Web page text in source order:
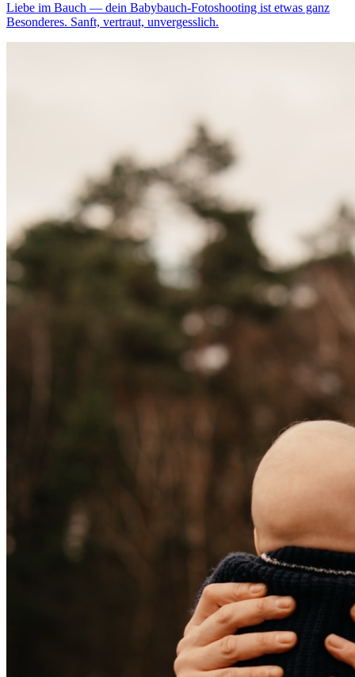
Liebe im Bauch — dein Babybauch-Fotoshooting ist etwas ganz
Besonderes. Sanft, vertraut, unvergesslich.